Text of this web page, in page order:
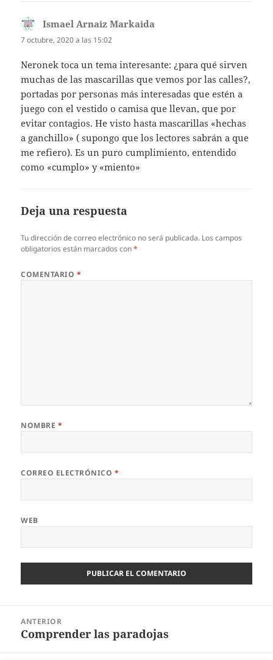
Ismael Arnaiz Markaida
7 octubre, 2020 a las 15:02
Neronek toca un tema interesante: ¿para qué sirven
muchas de las mascarillas que vemos por las calles?,
portadas por personas más interesadas que estén a
juego con el vestido o camisa que llevan, que por
evitar contagios. He visto hasta mascarillas «hechas
a ganchillo» ( supongo que los lectores sabrán a que
me refiero). Es un puro cumplimiento, entendido
como «cumplo» y «miento»
Deja una respuesta
Tu dirección de correo electrónico no será publicada. Los campos
obligatorios están marcados con*
COMENTARIO *
NOMBRE *
CORREO ELECTRÓNICO *
WEB
entradas
ANTERIOR
Entrada
Comprender las paradojas